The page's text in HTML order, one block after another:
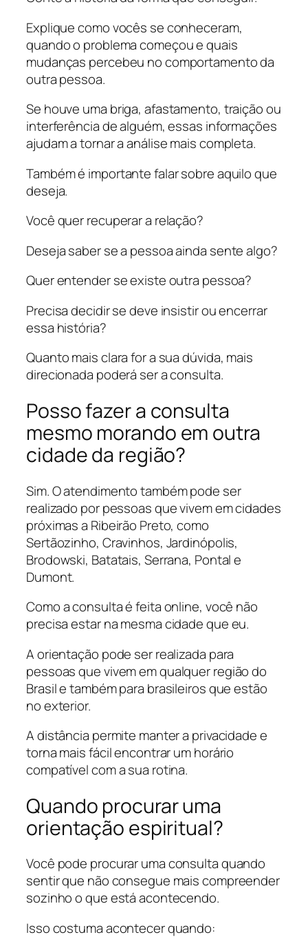
Explique como vocês se conheceram,
quando o problema começou e quais
mudanças percebeu no comportamento da
outra pessoa.
Se houve uma briga, afastamento, traição ou
interferência de alguém, essas informações
ajudam a tornar a análise mais completa.
Também é importante falar sobre aquilo que
deseja.
Você quer recuperar a relação?
Deseja saber se a pessoa ainda sente algo?
Quer entender se existe outra pessoa?
Precisa decidir se deve insistir ou encerrar
essa história?
Quanto mais clara for a sua dúvida, mais
direcionada poderá ser a consulta.
Posso fazer a consulta
mesmo morando em outra
cidade da região?
Sim. O atendimento também pode ser
realizado por pessoas que vivem em cidades
próximas a Ribeirão Preto, como
Sertãozinho, Cravinhos, Jardinópolis,
Brodowski, Batatais, Serrana, Pontal e
Dumont.
Como a consulta é feita online, você não
precisa estar na mesma cidade que eu.
A orientação pode ser realizada para
pessoas que vivem em qualquer região do
Brasil e também para brasileiros que estão
no exterior.
A distância permite manter a privacidade e
torna mais fácil encontrar um horário
compatível com a sua rotina.
Quando procurar uma
orientação espiritual?
Você pode procurar uma consulta quando
sentir que não consegue mais compreender
sozinho o que está acontecendo.
Isso costuma acontecer quando: